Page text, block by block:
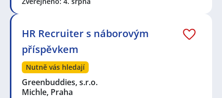
HR Recruiter s náborovým
příspěvkem
Nutně vás hledají
Greenbuddies, s.r.o.
Michle, Praha